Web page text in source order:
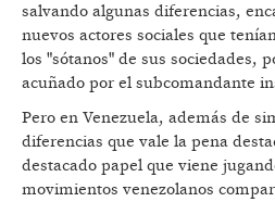
salvando algunas diferencias,
nuevos actores sociales que
los "sótanos" de sus sociedades,
acuñado por el subcomandante
Pero en Venezuela, además de
diferencias que vale la pena
destacado papel que viene
movimientos venezolanos